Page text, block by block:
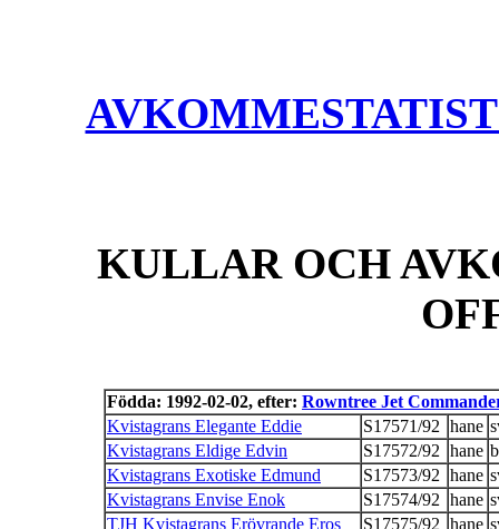
KULLAR OCH
Födda: 1992-02-02, efter: Rowntree Jet
Kvistagrans Elegante Eddie
S17571/92 hane
Kvistagrans Eldige Edvin
S17572/92 hane
Kvistagrans Exotiske Edmund
S17573/92 hane
Kvistagrans Envise Enok
S17574/92 hane
TJH Kvistagrans Erövrande Eros
S17575/92 hane